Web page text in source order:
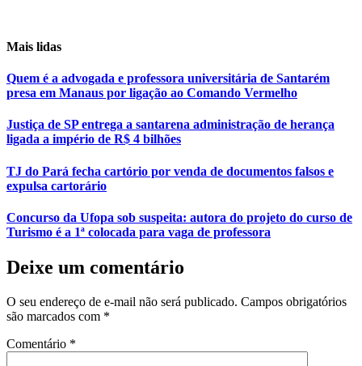
Mais lidas
Quem é a advogada e professora universitária de Santarém
presa em Manaus por ligação ao Comando Vermelho
Justiça de SP entrega a santarena administração de herança
ligada a império de R$ 4 bilhões
TJ do Pará fecha cartório por venda de documentos falsos e
expulsa cartorário
Concurso da Ufopa sob suspeita: autora do projeto do curso de
Turismo é a 1ª colocada para vaga de professora
Deixe um comentário
O seu endereço de e-mail não será publicado. Campos obrigatórios
são marcados com *
Comentário *